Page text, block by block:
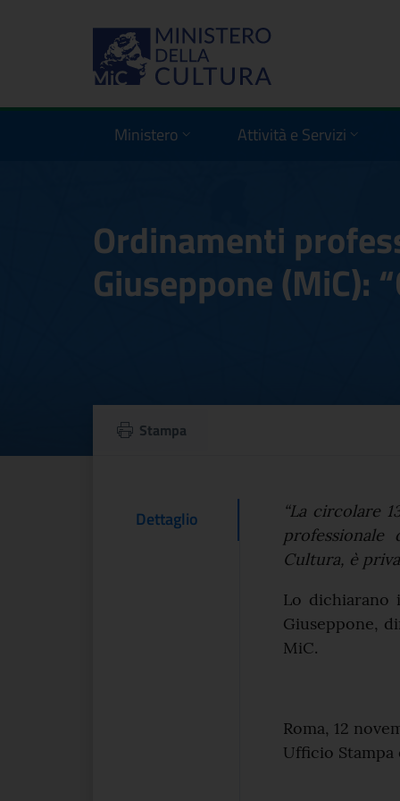
Ministero Attività e Servizi
Ordinamenti
Giuseppone (MiC):
Ordinamenti
Stampa
Contenuto Del
Dettaglio Testo
“La circolare
Cultura, è
Lo dichiarano
Giuseppone,
MiC.
Roma, 12
Ufficio Stampa